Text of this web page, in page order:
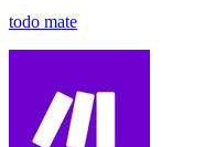
todo mate